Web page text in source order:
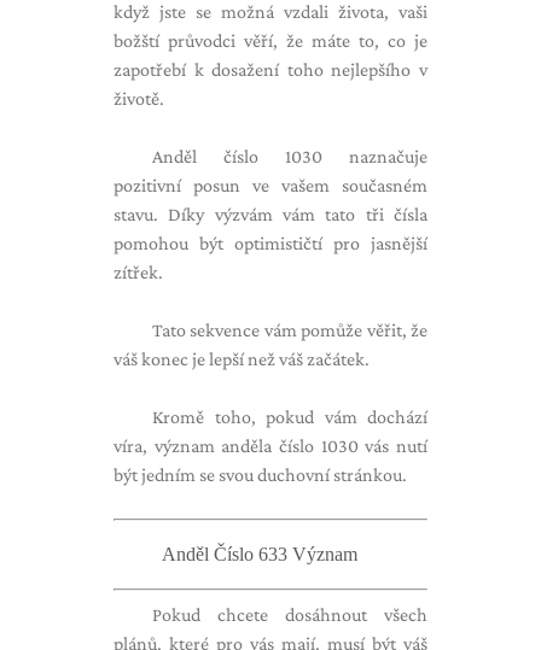
když jste se možná vzdali života, vaši
božští průvodci věří, že máte to, co je
zapotřebí k dosažení toho nejlepšího v
životě.
Anděl číslo 1030 naznačuje
pozitivní posun ve vašem současném
stavu. Díky výzvám vám tato tři čísla
pomohou být optimističtí pro jasnější
zítřek.
Tato sekvence vám pomůže věřit, že
váš konec je lepší než váš začátek.
Kromě toho, pokud vám dochází
víra, význam anděla číslo 1030 vás nutí
být jedním se svou duchovní stránkou.
Anděl Číslo 633 Význam
Pokud chcete dosáhnout všech
plánů, které pro vás mají, musí být váš